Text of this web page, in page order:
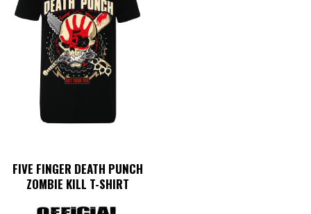
FIVE FINGER DEATH PUNCH
ZOMBIE KILL T-SHIRT